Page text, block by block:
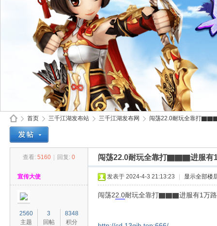
首页
›
三千江湖发布站 三千江湖发布网
›
闯荡22.0耐玩全靠打
查看: 5160 回复: 0 闯荡22.0耐玩全靠打▇▇▇进服有
宣传大使
2560
主题
3
回帖
8348
积分
发表于 2024-4-3 21:13:23 显示全部楼
闯荡22.0耐玩全靠打▇▇▇进服有1万